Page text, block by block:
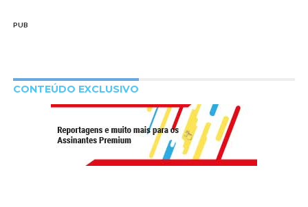
PUB
CONTEÚDO EXCLUSIVO